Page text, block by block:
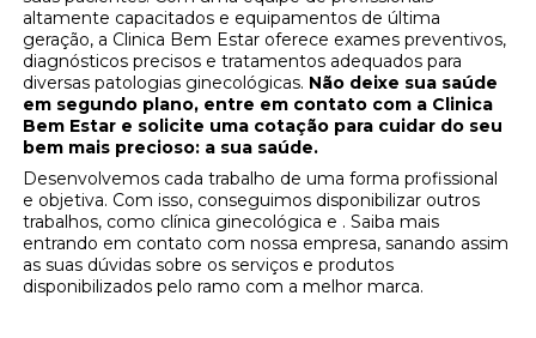
altamente capacitados e equipamentos de última
geração, a Clinica Bem Estar oferece exames preventivos,
diagnósticos precisos e tratamentos adequados para
diversas patologias ginecológicas. Não deixe sua saúde
em segundo plano, entre em contato com a Clinica
Bem Estar e solicite uma cotação para cuidar do seu
bem mais precioso: a sua saúde.
Desenvolvemos cada trabalho de uma forma profissional
e objetiva. Com isso, conseguimos disponibilizar outros
trabalhos, como clínica ginecológica e . Saiba mais
entrando em contato com nossa empresa, sanando assim
as suas dúvidas sobre os serviços e produtos
disponibilizados pelo ramo com a melhor marca.